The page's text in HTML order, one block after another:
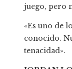
juego, pero
«Es uno de
conocido.
tenacidad».